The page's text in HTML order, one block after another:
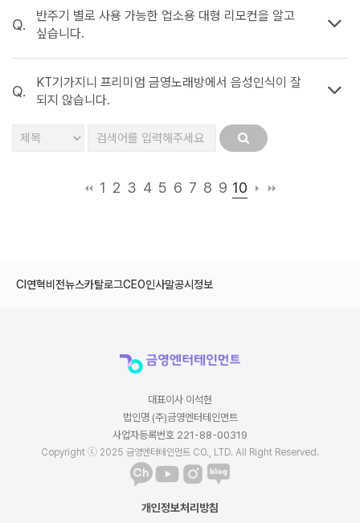
Q.
반주기 별로 사용 가능한 업소용 대형 리모컨을 알고
싶습니다.
Q.
KT기가지니 프리미엄 금영노래방에서 음성인식이 잘
되지 않습니다.
1 2 3 4 5 6 7 8 9 10
CI연혁비전뉴스카탈로그CEO인사말공시정보
대표이사 이석현
법인명 (주)금영엔터테인먼트
사업자등록번호 221-88-00319
Copyright ⓒ 2025 금영엔터테인먼트 CO., LTD. All Right Reserved.
개인정보처리방침